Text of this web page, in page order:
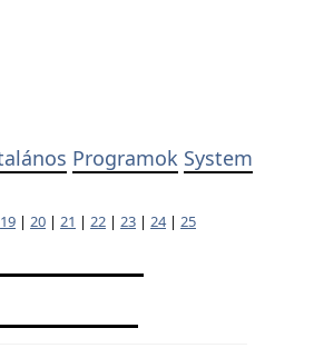
Programok System
19 | 20 | 21 | 22 | 23 | 24| 25